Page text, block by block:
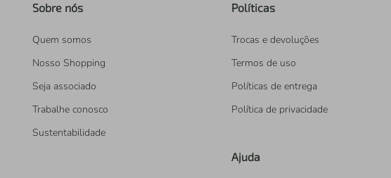
Sobre nós
Quem somos
Nosso Shopping
Seja associado
Trabalhe conosco
Sustentabilidade
Políticas
Trocas e devoluções
Termos de uso
Políticas de entrega
Política de privacidade
Ajuda